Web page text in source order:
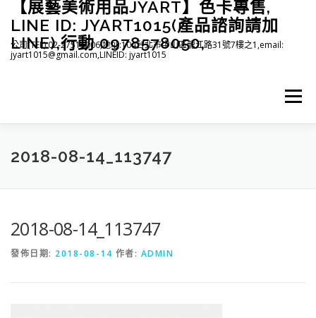
【展藝美術用品JYART】色卡專售,
LINE ID: JYART1015(產品諮詢請加
LINE),行動 0978578050,
公司(TEL):02-27515006,地址:104台北市中山區龍江路31號7樓之1,email:
jyart1015@gmail.com,LINEID: jyart1015
選單
首頁 紡織系列 印刷系列
2018-08-14_113747
2018-08-14_113747
發佈日期: 2018-08-14 作者: ADMIN